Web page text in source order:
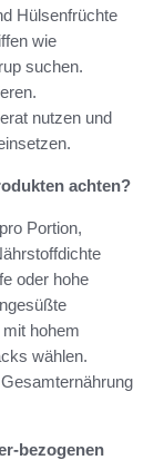
Hülsenfrüchte
wie
suchen.
nutzen und
achten?
Portion,
oder hohe
hohem
wählen.